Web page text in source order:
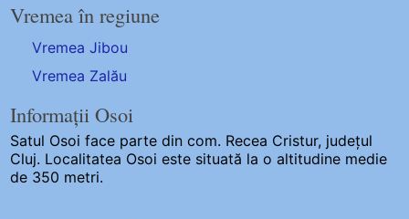
Vremea în regiune
Vremea Jibou
Vremea Zalău
Informații Osoi
Satul Osoi face parte din com. Recea Cristur, județul
Cluj. Localitatea Osoi este situată la o altitudine medie
de 350 metri.